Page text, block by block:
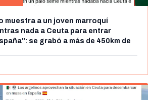
muestra a un joven marroquí
nada a Ceuta para entrar
se grabó a más de 450km de